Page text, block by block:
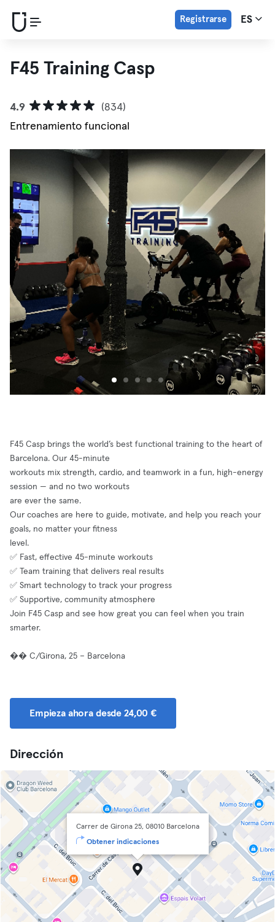
Registrarse ES
F45 Training Casp
4.9
(834)
Entrenamiento funcional
F45 Casp brings the world’s best functional training to the heart of
Barcelona. Our 45-minute
workouts mix strength, cardio, and teamwork in a fun, high-energy
session — and no two workouts
are ever the same.
Our coaches are here to guide, motivate, and help you reach your
goals, no matter your fitness
level.
✅ Fast, effective 45-minute workouts
✅ Team training that delivers real results
✅ Smart technology to track your progress
✅ Supportive, community atmosphere
Join F45 Casp and see how great you can feel when you train
smarter.
�� C/Girona, 25 – Barcelona
Empieza ahora desde 24,00 €
Dirección
Carrer de Girona 25, 08010 Barcelona
Obtener indicaciones